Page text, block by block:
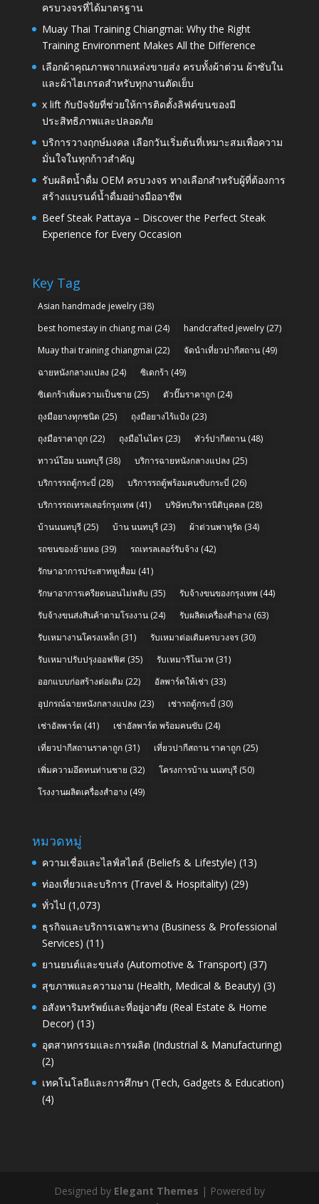
ครบวงจรที่ได้มาตรฐาน
Muay Thai Training Chiangmai: Why the Right
Training Environment Makes All the Difference
เลือกผ้าคุณภาพจากแหล่งขายส่ง ครบทั้งผ้าต่วน ผ้าซับใน
และผ้าไฮเกรดสำหรับทุกงานตัดเย็บ
x lift กับปัจจัยที่ช่วยให้การติดตั้งลิฟต์ขนของมี
ประสิทธิภาพและปลอดภัย
บริการวางฤกษ์มงคล เลือกวันเริ่มต้นที่เหมาะสมเพื่อความ
มั่นใจในทุกก้าวสำคัญ
รับผลิตน้ำดื่ม OEM ครบวงจร ทางเลือกสำหรับผู้ที่ต้องการ
สร้างแบรนด์น้ำดื่มอย่างมืออาชีพ
Beef Steak Pattaya – Discover the Perfect Steak
Experience for Every Occasion
Key Tag
Asian handmade jewelry(38)
best homestay in chiang mai (24) handcrafted jewelry(27)
Muay thai training chiangmai (22) จัดนำเที่ยวปากีสถาน(49)
ฉายหนังกลางแปลง (24) ซิเดกร้า (49)
ซิเดกร้าเพิ่มความเป็นชาย (25) ตัวปั๊มราคาถูก(24)
ถุงมือยางทุกชนิด (25) ถุงมือยางไร้แป้ง (23)
ถุงมือราคาถูก(22) ถุงมือไนไตร(23) ทัวร์ปากีสถาน(48)
ทาวน์โฮม นนทบุรี(38) บริการฉายหนังกลางแปลง (25)
บริการรถตู้กระบี่ (28) บริการรถตู้พร้อมคนขับกระบี่ (26)
บริการรถเทรลเลอร์กรุงเทพ (41) บริษัทบริหารนิติบุคคล(28)
บ้านนนทบุรี(25) บ้าน นนทบุรี(23) ผ้าต่วนพาหุรัด (34)
รถขนของย้ายหอ(39) รถเทรลเลอร์รับจ้าง (42)
รักษาอาการประสาทหูเสื่อม (41)
รักษาอาการเครียดนอนไม่หลับ (35) รับจ้างขนของกรุงเทพ (44)
รับจ้างขนส่งสินค้าตามโรงงาน(24) รับผลิตเครื่องสำอาง (63)
รับเหมางานโครงเหล็ก(31) รับเหมาต่อเติมครบวงจร(30)
รับเหมาปรับปรุงออฟฟิศ(35) รับเหมารีโนเวท (31)
ออกแบบก่อสร้างต่อเติม (22) อัลพาร์ดให้เช่า (33)
อุปกรณ์ฉายหนังกลางแปลง (23) เช่ารถตู้กระบี่ (30)
เช่าอัลพาร์ด (41) เช่าอัลพาร์ด พร้อมคนขับ (24)
เที่ยวปากีสถานราคาถูก(31) เที่ยวปากีสถาน ราคาถูก(25)
เพิ่มความอึดทนท่านชาย (32) โครงการบ้าน นนทบุรี(50)
โรงงานผลิตเครื่องสำอาง (49)
หมวดหมู่
ความเชื่อและไลฟ์สไตล์ (Beliefs & Lifestyle) (13)
ท่องเที่ยวและบริการ (Travel & Hospitality) (29)
ทั่วไป (1,073)
ธุรกิจและบริการเฉพาะทาง (Business & Professional
Services) (11)
ยานยนต์และขนส่ง (Automotive & Transport) (37)
สุขภาพและความงาม (Health, Medical & Beauty) (3)
อสังหาริมทรัพย์และที่อยู่อาศัย (Real Estate & Home
Decor) (13)
อุตสาหกรรมและการผลิต (Industrial & Manufacturing)
(2)
เทคโนโลยีและการศึกษา (Tech, Gadgets & Education)
(4)
Designed by Elegant Themes | Powered by